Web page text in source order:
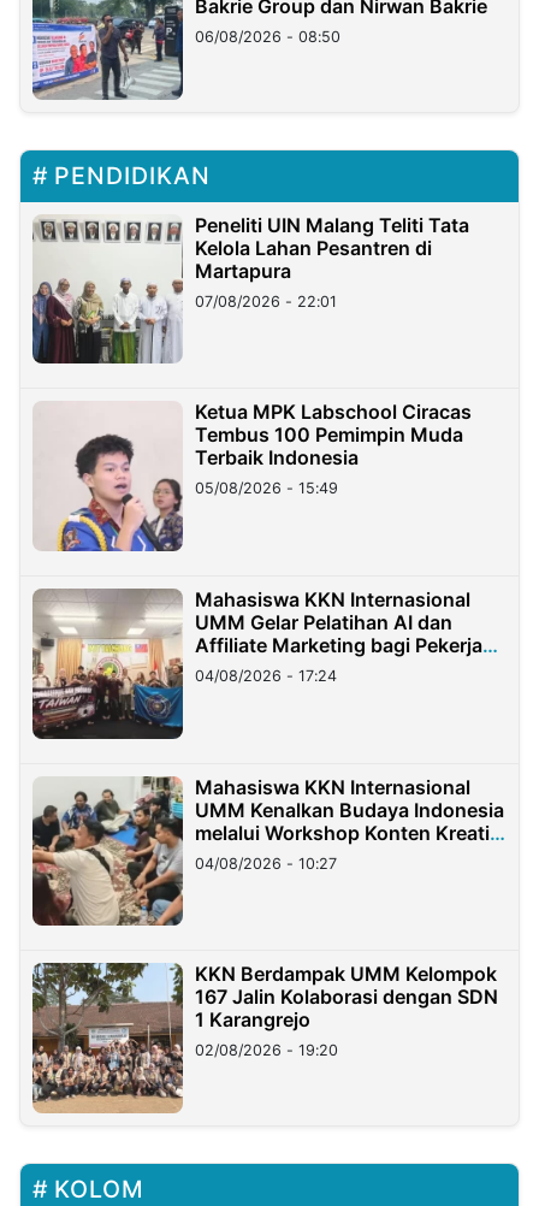
Bakrie Group dan Nirwan Bakrie
06/08/2026 - 08:50
PENDIDIKAN
Peneliti UIN Malang Teliti Tata
Kelola Lahan Pesantren di
Martapura
07/08/2026 - 22:01
Ketua MPK Labschool Ciracas
Tembus 100 Pemimpin Muda
Terbaik Indonesia
05/08/2026 - 15:49
Mahasiswa KKN Internasional
UMM Gelar Pelatihan AI dan
Affiliate Marketing bagi Pekerja
Migran Indonesia di Taiwan
04/08/2026 - 17:24
Mahasiswa KKN Internasional
UMM Kenalkan Budaya Indonesia
melalui Workshop Konten Kreatif
di Taiwan
04/08/2026 - 10:27
KKN Berdampak UMM Kelompok
167 Jalin Kolaborasi dengan SDN
1 Karangrejo
02/08/2026 - 19:20
KOLOM